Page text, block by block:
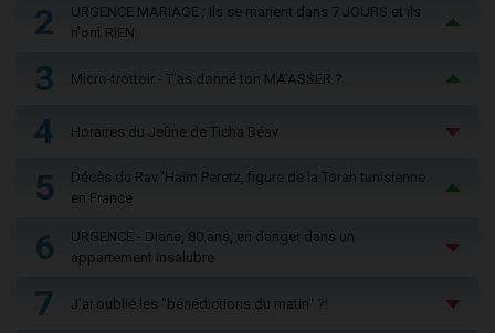
2
URGENCE MARIAGE : Ils se marient dans 7 JOURS et ils
n'ont RIEN
3 Micro-trottoir - T'as donné ton MA’ASSER ?
4 Horaires du Jeûne de Ticha Béav
5
Décès du Rav ‘Haïm Peretz, figure de la Torah tunisienne
en France
6
URGENCE - Diane, 80 ans, en danger dans un
appartement insalubre
7 J'ai oublié les "bénédictions du matin" ?!